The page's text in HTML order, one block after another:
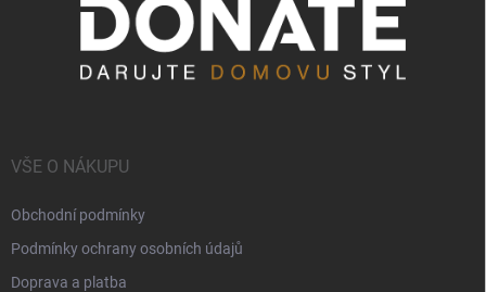
VŠE O NÁKUPU
Obchodní podmínky
Podmínky ochrany osobních údajů
Doprava a platba